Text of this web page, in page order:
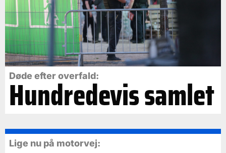
Døde efter overfald:
Hundredevis samlet
Lige nu på motorvej: